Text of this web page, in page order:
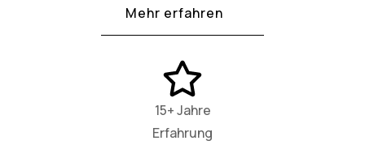
Mehr erfahren
15+ Jahre
Erfahrung